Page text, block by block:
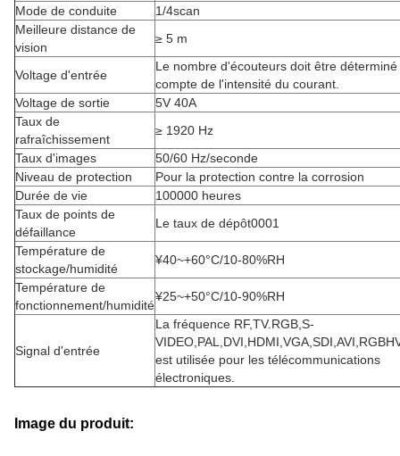
Mode de conduite
1/4scan
Meilleure distance de
vision
≥ 5 m
Voltage d'entrée
Le nombre d'écouteurs doit être
compte de l'intensité du courant.
Voltage de sortie
5V 40A
Taux de
rafraîchissement
≥ 1920 Hz
Taux d'images
50/60 Hz/seconde
Niveau de protection
Pour la protection contre la corrosion
Durée de vie
100000 heures
Taux de points de
défaillance
Le taux de dépôt0001
Température de
stockage/humidité
¥40~+60°C/10-80%RH
Température de
fonctionnement/humidité
¥25~+50°C/10-90%RH
Signal d'entrée
La fréquence RF,TV.RGB,S-
est utilisée pour les télécommunications
électroniques.
Image du produit: